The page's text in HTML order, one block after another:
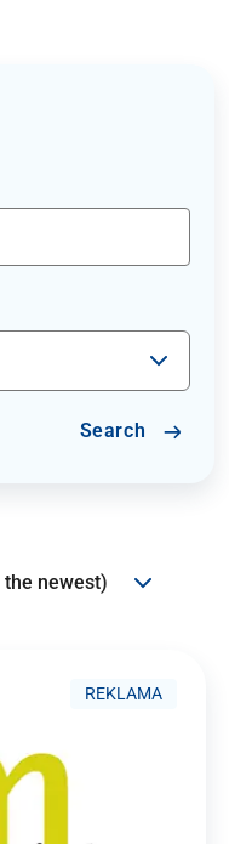
Search
REKLAMA